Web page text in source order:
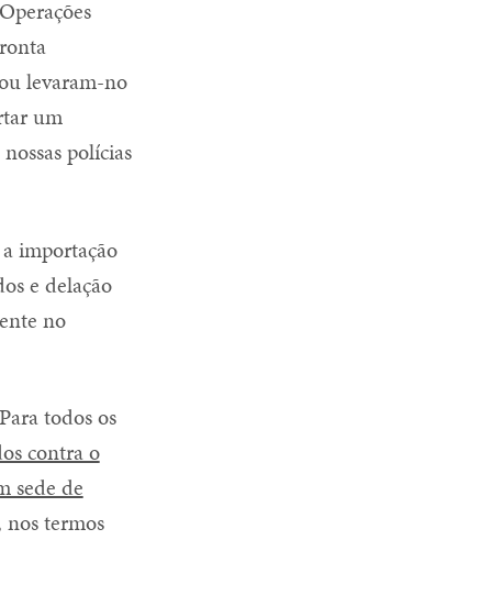
levaram-no
um
polícias
importação
e delação
no
todos os
contra o
sede de
termos